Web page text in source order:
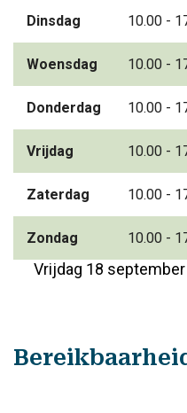
Dinsdag 10.00 -
Woensdag 10.00 -
Donderdag 10.00 -
Vrijdag 10.00 -
Zaterdag 10.00 -
Zondag 10.00 -
Vrijdag 18